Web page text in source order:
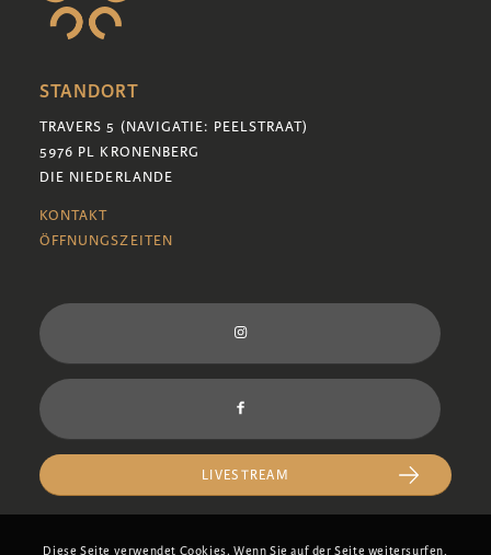
STANDORT
TRAVERS 5 (NAVIGATIE: PEELSTRAAT)
5976 PL KRONENBERG
DIE NIEDERLANDE
KONTAKT
ÖFFNUNGSZEITEN
LIVESTREAM
Diese Seite verwendet Cookies. Wenn Sie auf der Seite weitersurfen,